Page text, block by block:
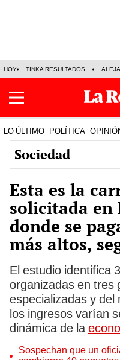
HOY TINKA RESULTADOS
LO ÚLTIMO POLÍTICA
Sociedad
Esta es la
solicitada en
donde se
más altos,
El estudio identifica
organizadas en tres
especializadas y del
los ingresos varían
dinámica de la
Sospechan que un